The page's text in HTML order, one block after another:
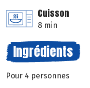
Cuisson
8 min
Ingrédients
Pour 4 personnes